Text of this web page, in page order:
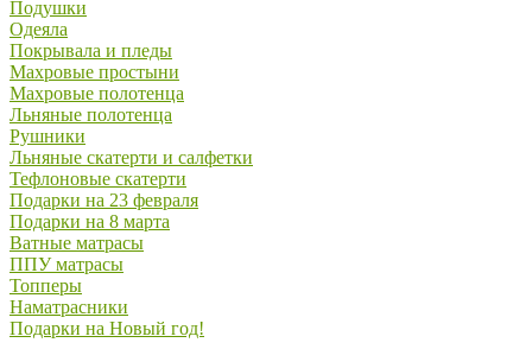
Подушки
Одеяла
Покрывала и пледы
Махровые простыни
Махровые полотенца
Льняные полотенца
Рушники
Льняные скатерти и салфетки
Тефлоновые скатерти
Подарки на 23 февраля
Подарки на 8 марта
Ватные матрасы
ППУ матрасы
Топперы
Наматрасники
Подарки на Новый год!